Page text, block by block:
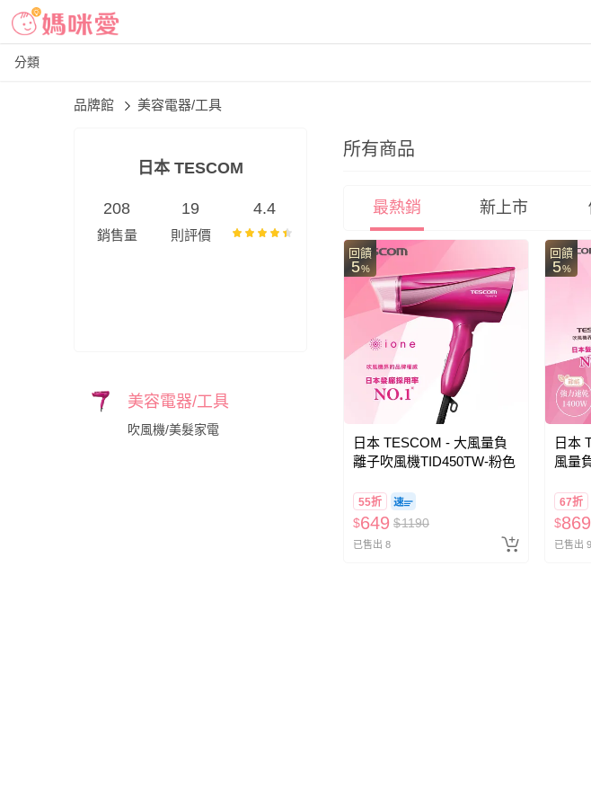
分類
品牌館 美容電器/工具
日本 TESCOM
208
銷售量
19
則評價
4.4
美容電器/工具
吹風機/美髮家電
所有商品
最熱銷 新上市
回饋
5%
日本 TESCOM - 大風量負
離子吹風機TID450TW-粉色
55折
$649 $1190
已售出 8
回饋
5%
日本
風量
67折
$869
已售出 9